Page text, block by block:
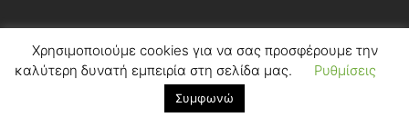
© 2012-2020 MYKONOS TICKER GROUP.FORGEDSOFT™
Χρησιμοποιούμε cookies για να σας προσφέρουμε την
καλύτερη δυνατή εμπειρία στη σελίδα μας.
Ρυθμίσεις
Συμφωνώ